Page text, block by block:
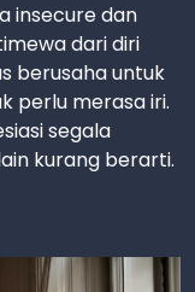
insecure dan
dari diri
berusaha untuk
perlu merasa iri.
segala
kurang berarti.